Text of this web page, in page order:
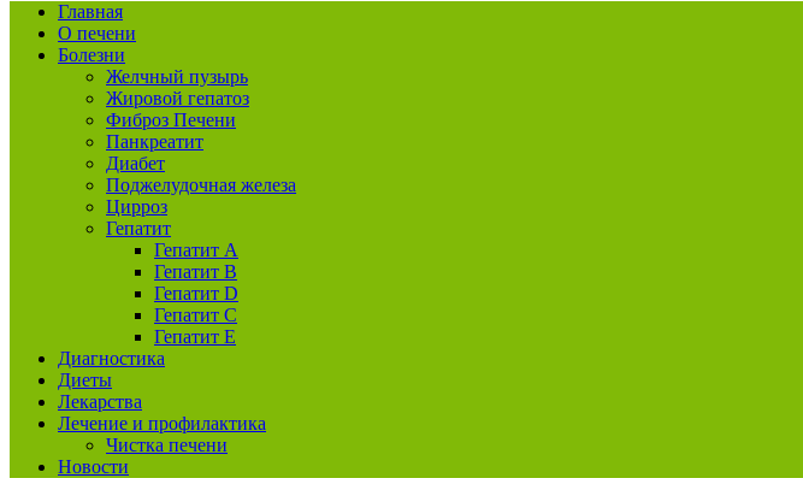
Главная
О печени
Болезни
Желчный пузырь
Жировой гепатоз
Фиброз Печени
Панкреатит
Диабет
Поджелудочная железа
Цирроз
Гепатит
Гепатит А
Гепатит B
Гепатит D
Гепатит С
Гепатит E
Диагностика
Диеты
Лекарства
Лечение и профилактика
Чистка печени
Новости